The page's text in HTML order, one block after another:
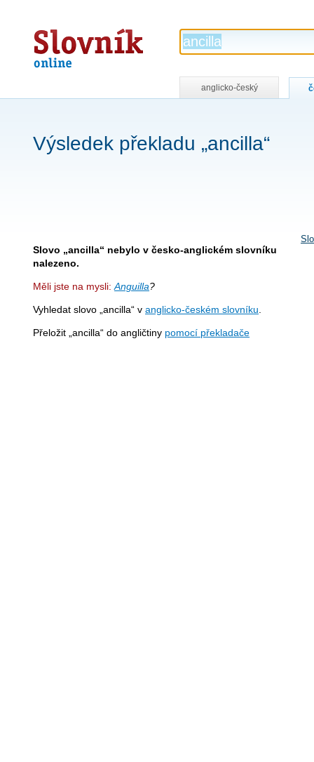
Slovník
online
anglicko-český
Výsledek překladu „ancilla“
Slovo „ancilla“ nebylo v česko-anglickém slovníku
nalezeno.
Měli jste na mysli: Anguilla?
Vyhledat slovo „ancilla“ v anglicko-českém slovníku
Přeložit „ancilla“ do angličtiny pomocí překladače